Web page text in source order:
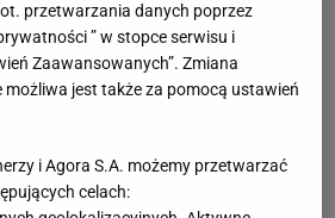
przetwarzania danych poprzez
” w stopce serwisu i
Zaawansowanych”. Zmiana
jest także za pomocą ustawień
i Agora S.A. możemy przetwarzać
celach: